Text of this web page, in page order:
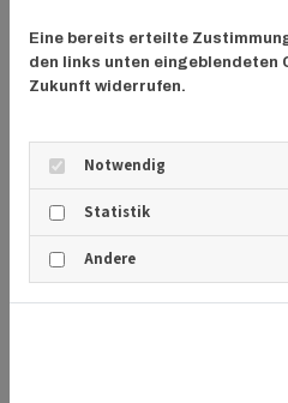
Eine bereits erteilte
den links unten eingeblendeten
Zukunft widerrufen.
Notwendig
Statistik
Andere